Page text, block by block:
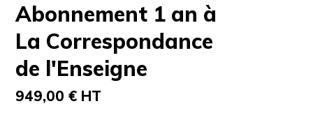
Abonnement 1 an à
La Correspondance
de l'Enseigne
949,00 € HT